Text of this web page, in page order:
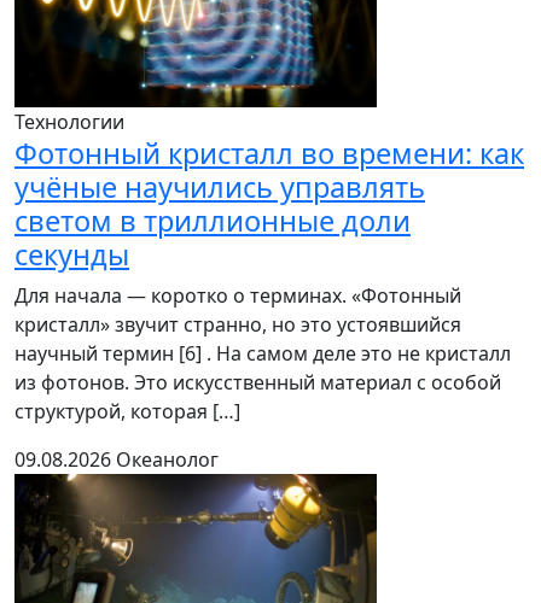
Технологии
Фотонный кристалл во времени: как
учёные научились управлять
светом в триллионные доли
секунды
Для начала — коротко о терминах. «Фотонный
кристалл» звучит странно, но это устоявшийся
научный термин [6] . На самом деле это не кристалл
из фотонов. Это искусственный материал с особой
структурой, которая […]
09.08.2026 Океанолог